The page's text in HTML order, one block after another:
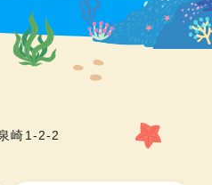
崎1-2-2